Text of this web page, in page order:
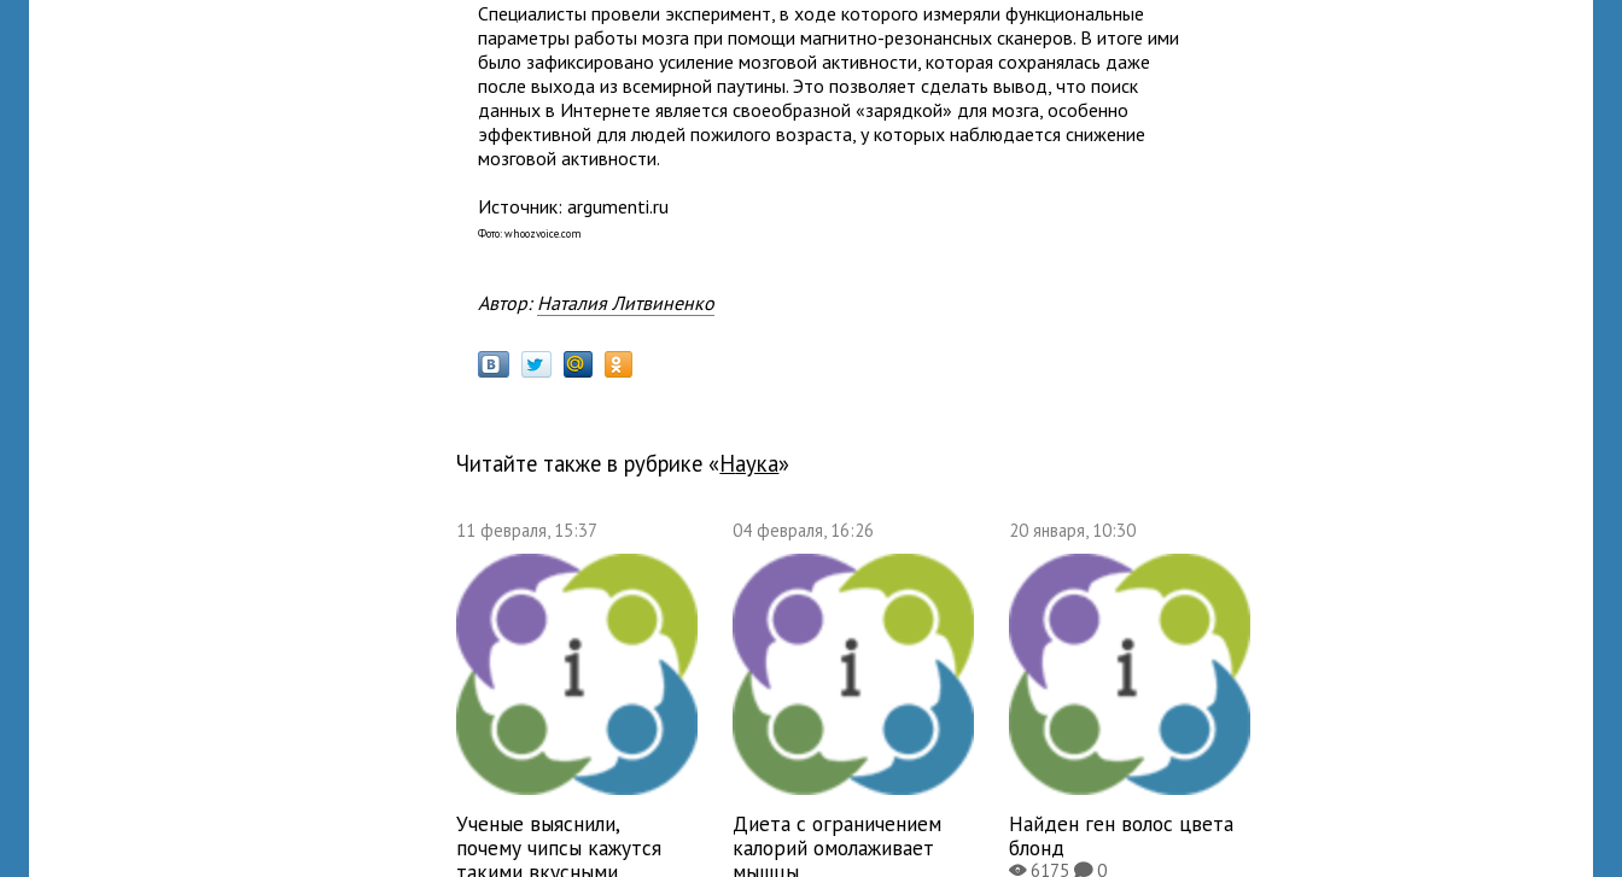
Специалисты провели эксперимент, в ходе которого измеряли функциональные
параметры работы мозга при помощи магнитно-резонансных сканеров. В итоге ими
было зафиксировано усиление мозговой активности, которая сохранялась даже
после выхода из всемирной паутины. Это позволяет сделать вывод, что поиск
данных в Интернете является своеобразной «зарядкой» для мозга, особенно
эффективной для людей пожилого возраста, у которых наблюдается снижение
мозговой активности.
Источник: argumenti.ru
Фото: whoozvoice.com
Автор: Наталия Литвиненко
Читайте также в рубрике « наука»
11 февраля, 15:37
Ученые выяснили,
почему чипсы кажутся
04 февраля, 16:26
Диета с ограничением
калорий омолаживает
20 января, 10:30
Найден ген волос цвета
блонд
X6175K0